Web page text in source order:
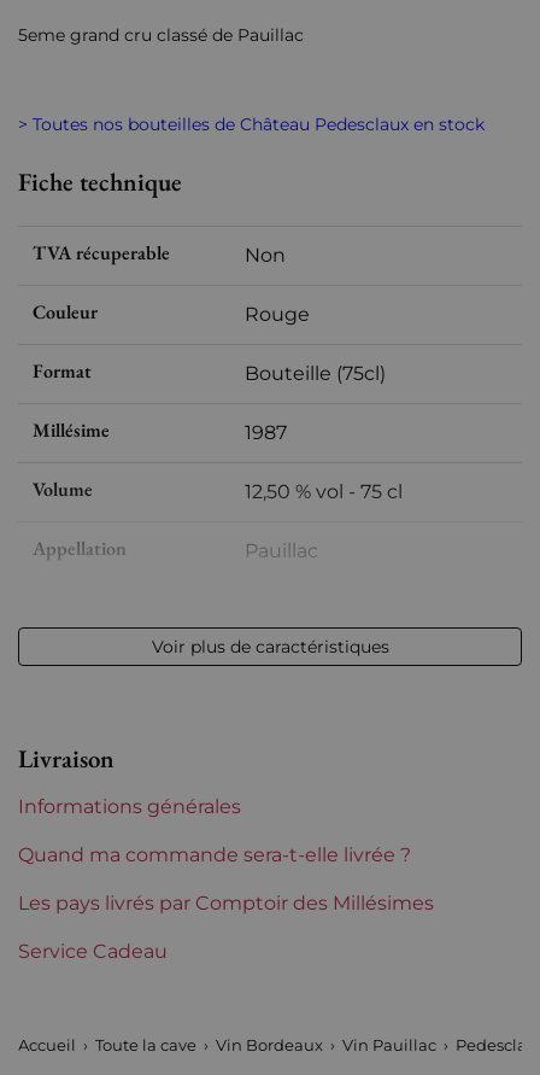
5eme grand cru classé de Pauillac
> Toutes nos bouteilles de Château Pedesclaux en stock
Fiche technique
TVA récuperable Non
Couleur Rouge
Format Bouteille (75cl)
Millésime 1987
Volume 12,50 % vol - 75 cl
Appellation Pauillac
Etiquette Abimée - Mise sous film
Châteaux de Bordeaux Pedesclaux
Tranche de prix De 50 à 80 €
Voir plus de caractéristiques
Livraison
Informations générales
Quand ma commande sera-t-elle livrée ?
Les pays livrés par Comptoir des Millésimes
Service Cadeau
Accueil Toute la cave Vin Bordeaux Vin Pauillac